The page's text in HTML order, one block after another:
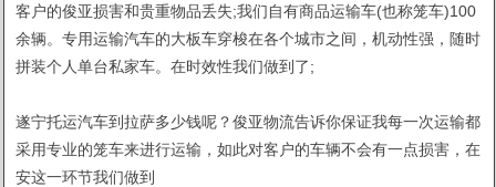
客户的俊亚损害和贵重物品丢失;我们自有商品运输车(也称笼车)100
余辆。专用运输汽车的大板车穿梭在各个城市之间，机动性强，随时
拼装个人单台私家车。在时效性我们做到了;
遂宁托运汽车到拉萨多少钱呢？俊亚物流告诉你保证我每一次运输都
采用专业的笼车来进行运输，如此对客户的车辆不会有一点损害，在
安这一环节我们做到